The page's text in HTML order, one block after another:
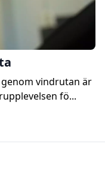
vindrutan är
fö...